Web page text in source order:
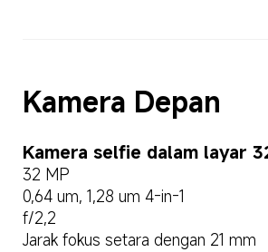
Kamera Depan
Kamera selfie dalam layar
32 MP
0,64 um, 1,28 um 4-in-1
f/2,2
Jarak fokus setara dengan 21 mm